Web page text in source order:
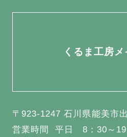
くるま工房
〒923-1247 石川県能美市
営業時間
平日 8：30～19